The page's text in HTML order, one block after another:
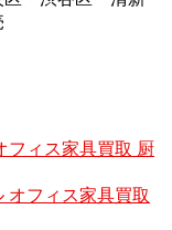
フィス家具買取 厨
オフィス家具買取